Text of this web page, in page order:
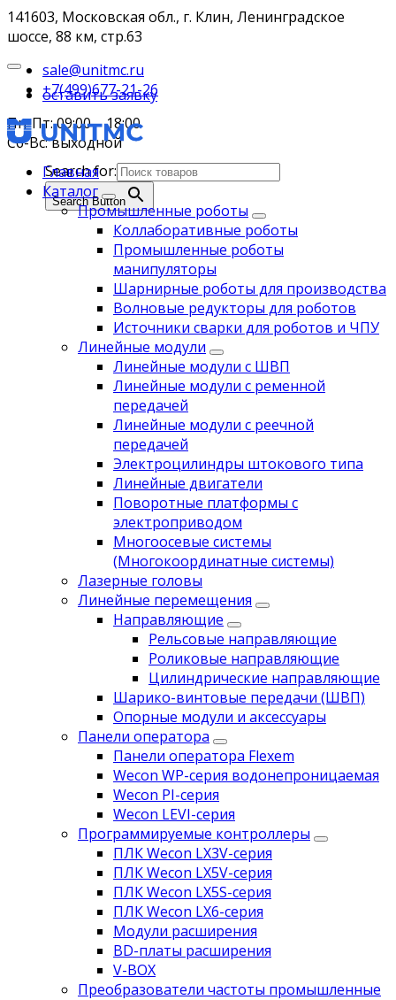
141603, Московская обл., г. Клин, Ленинградское
шоссе, 88 км, стр.63
sale@unitmc.ru
+7(499)677-21-26
Пн-Пт: 09:00 – 18:00
Сб-Вс: выходной
Search for:
Search Button
оставить заявку
Главная
Каталог
Промышленные роботы
Коллаборативные роботы
Промышленные роботы
манипуляторы
Шарнирные роботы для производства
Волновые редукторы для роботов
Источники сварки для роботов и ЧПУ
Линейные модули
Линейные модули с ШВП
Линейные модули с ременной
передачей
Линейные модули с реечной
передачей
Электроцилиндры штокового типа
Линейные двигатели
Поворотные платформы с
электроприводом
Многоосевые системы
(Многокоординатные системы)
Лазерные головы
Линейные перемещения
Направляющие
Рельсовые направляющие
Роликовые направляющие
Цилиндрические направляющие
Шарико-винтовые передачи (ШВП)
Опорные модули и аксессуары
Панели оператора
Панели оператора Flexem
Wecon WP-серия водонепроницаемая
Wecon PI-серия
Wecon LEVI-серия
Программируемые контроллеры
ПЛК Wecon LX3V-серия
ПЛК Wecon LX5V-серия
ПЛК Wecon LX5S-серия
ПЛК Wecon LX6-серия
Модули расширения
BD-платы расширения
V-BOX
Преобразователи частоты промышленные